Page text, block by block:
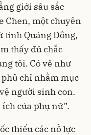
giới sâu sắc
Chen, một chuyên
tỉnh Quảng Đông,
thấy đủ chắc
tôi. Có vẻ như
chỉ nhằm mục
người sinh con.
của phụ nữ”.
thiếu các nỗ lực